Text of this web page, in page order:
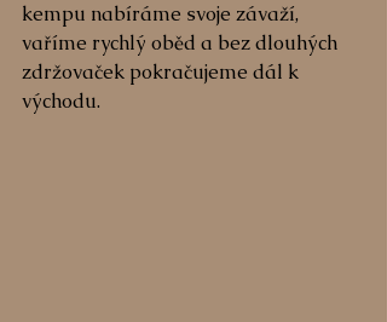
kempu nabíráme svoje závaží,
vaříme rychlý oběd a bez dlouhých
zdržovaček pokračujeme dál k
východu.